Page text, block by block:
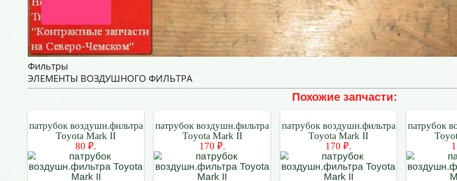
Фильтры
ЭЛЕМЕНТЫ ВОЗДУШНОГО ФИЛЬТРА
Похожие запчасти:
патрубок воздушн.фильтра
Toyota Mark II
80 ₽.
патрубок воздушн.фильтра
Toyota Mark II
170 ₽.
патрубок воздушн.фильтра
Toyota Mark II
170 ₽.
патрубок